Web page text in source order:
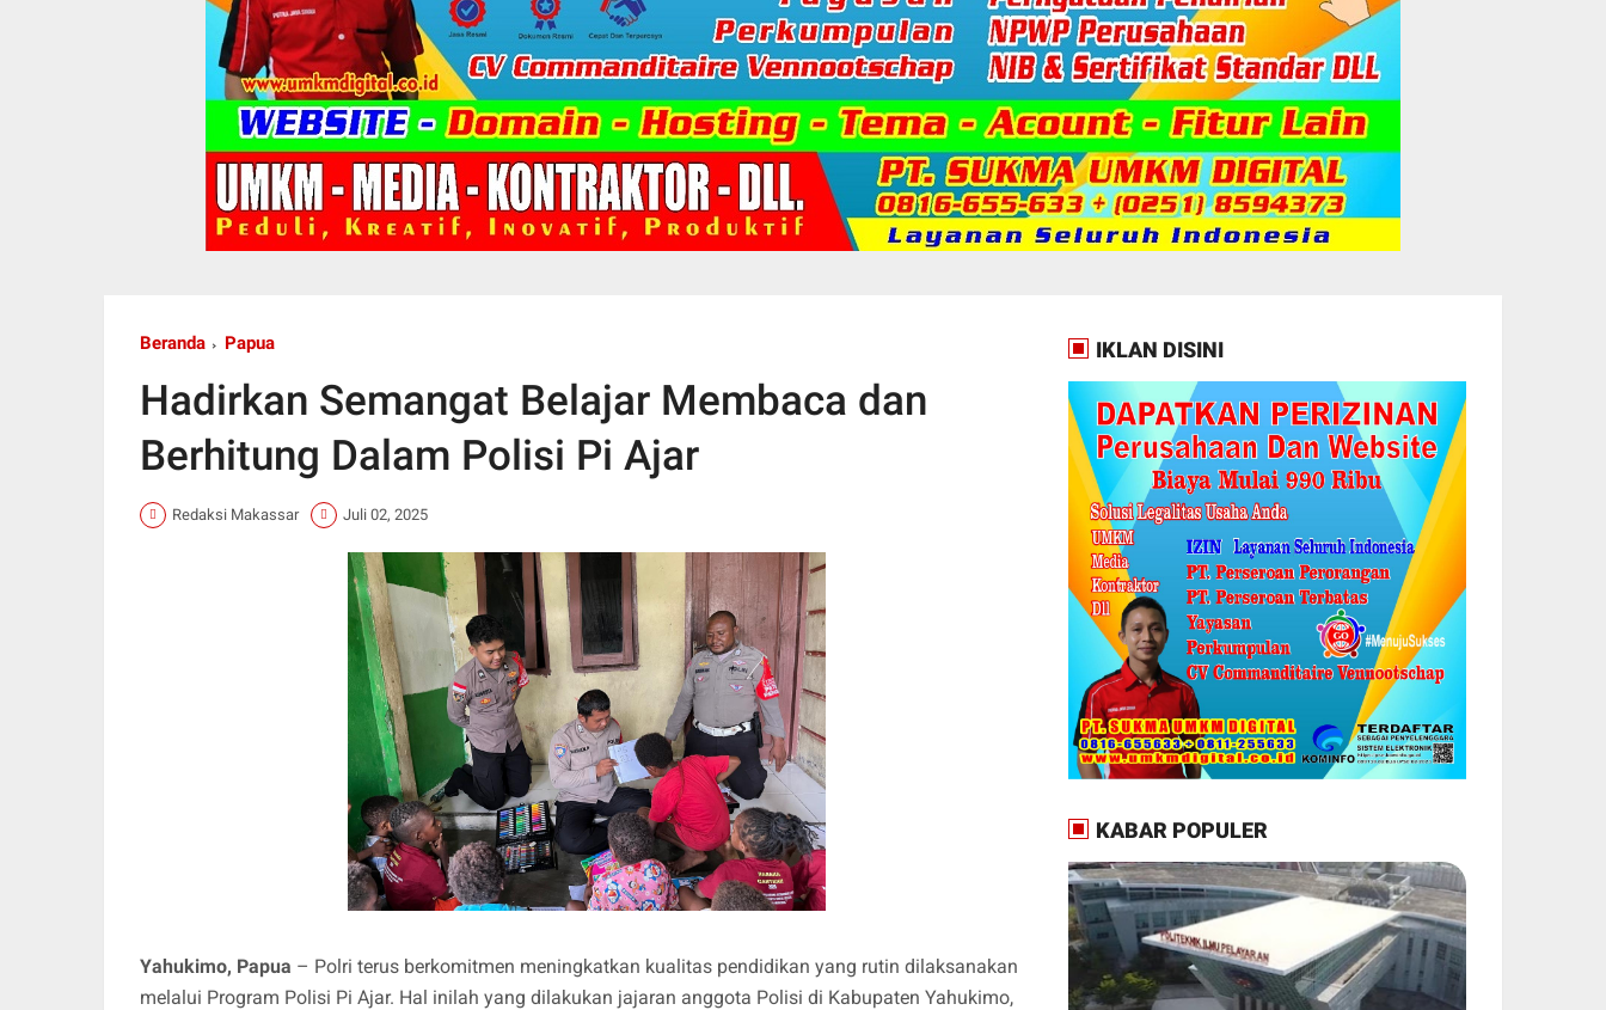
Beranda Papua
Hadirkan Semangat Belajar Membaca dan
Berhitung Dalam Polisi Pi Ajar
Redaksi Makassar Juli 02, 2025
Yahukimo, Papua – Polri terus berkomitmen meningkatkan kualitas pendidikan yang rutin dilaksanakan
melalui Program Polisi Pi Ajar. Hal inilah yang dilakukan jajaran anggota Polisi di Kabupaten Yahukimo,
IKLAN DISINI
KABAR POPULER